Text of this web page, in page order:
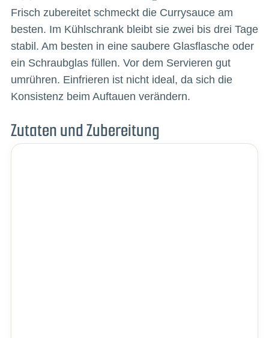
Frisch zubereitet schmeckt die Currysauce am
besten. Im Kühlschrank bleibt sie zwei bis drei Tage
stabil. Am besten in eine saubere Glasflasche oder
ein Schraubglas füllen. Vor dem Servieren gut
umrühren. Einfrieren ist nicht ideal, da sich die
Konsistenz beim Auftauen verändern.
Zutaten und Zubereitung